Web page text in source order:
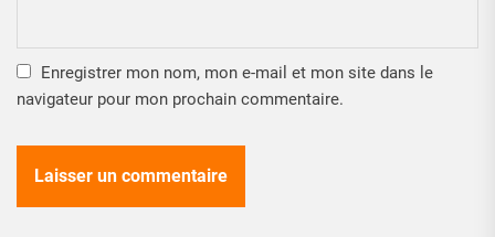
Enregistrer mon nom, mon e-mail et mon site dans le
navigateur pour mon prochain commentaire.